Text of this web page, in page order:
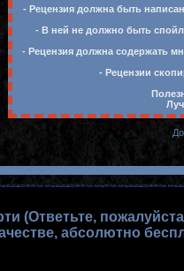
- Рецензия должна быть
- В ней не должно быть
- Рецензия должна содержать
- Рецензии
(Ответьте,
абсолютно